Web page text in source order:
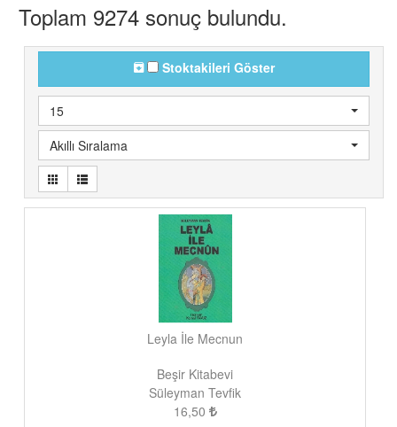
Toplam 9274 sonuç bulundu.
Stoktakileri Göster
15
Akıllı Sıralama
Leyla İle Mecnun
Beşir Kitabevi
Süleyman Tevfik
16,50